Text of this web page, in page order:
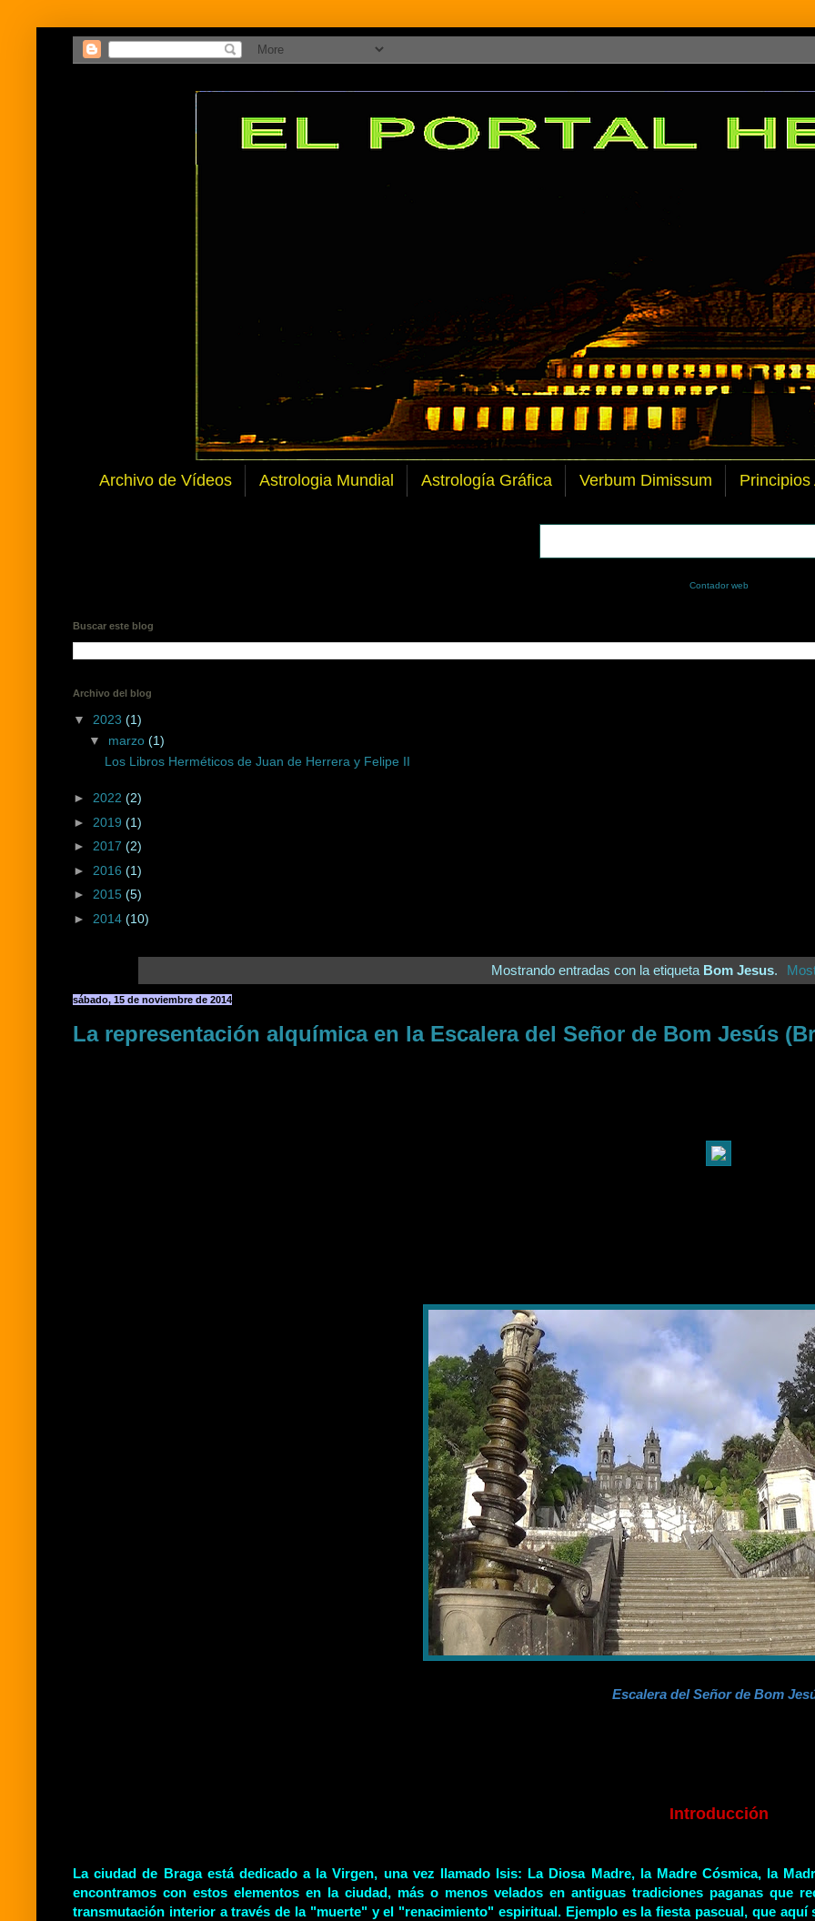
Archivo de Vídeos Astrologia Mundial Astrología Gráfica Verbum Dimissum
Contador web
Buscar este blog
Archivo del blog
▼ 2023 (1)
▼ marzo (1)
Los Libros Herméticos de Juan de Herrera y Felipe II
► 2022 (2)
► 2019 (1)
► 2017 (2)
► 2016 (1)
► 2015 (5)
► 2014 (10)
Mostrando entradas con la etiqueta Bom Jesus.
sábado, 15 de noviembre de 2014
La representación alquímica en la Escalera del Señor de Bom Jesús
Escalera del Señor de Bom
Introducción
La ciudad de Braga está dedicado a la Virgen, una vez llamado Isis: La Diosa Madre, la Madre Cósmica, la
encontramos con estos elementos en la ciudad, más o menos velados en antiguas tradiciones paganas que
transmutación interior a través de la "muerte" y el "renacimiento" espiritual. Ejemplo es la fiesta pascual, que